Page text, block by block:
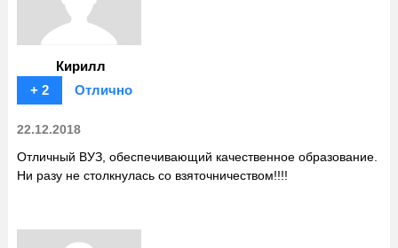
Кирилл
+ 2
Отлично
22.12.2018
Отличный ВУЗ, обеспечивающий качественное образование.
Ни разу не столкнулась со взяточничеством!!!!